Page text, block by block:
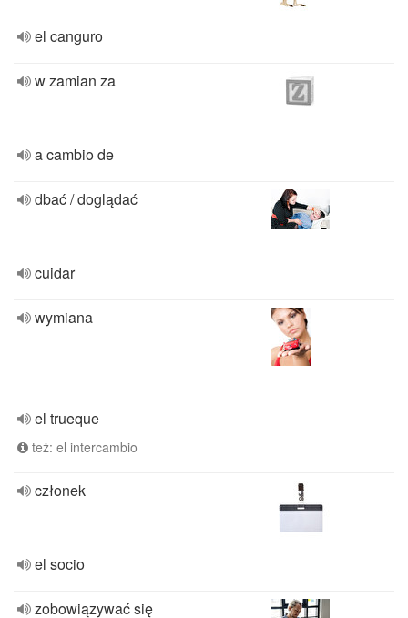
el canguro
w zamian za
a cambio de
dbać / doglądać
cuidar
wymiana
el trueque
też: el intercambio
członek
el socio
zobowiązywać się